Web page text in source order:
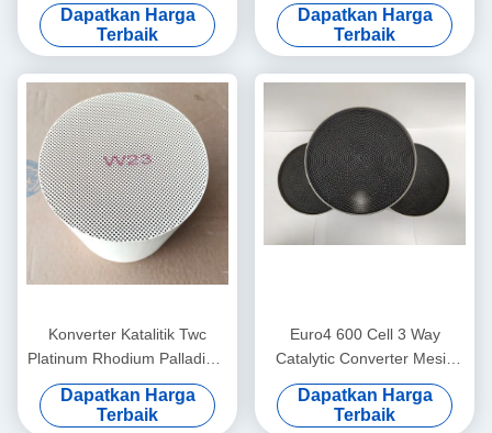
Dapatkan Harga
Terbaik
Euro 6.
Dapatkan Harga
Terbaik
Konverter Katalitik Twc
Platinum Rhodium Palladium
3.5" 3" 2" 2.5 Inch Konverter
Katalitik 200 Sel
Dapatkan Harga
Terbaik
Euro4 600 Cell 3 Way
Catalytic Converter Mesin
Bensin Pt Pd Rh Metallic
Dapatkan Harga
Terbaik